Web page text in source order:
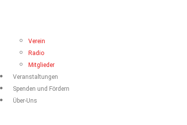
Verein
Radio
Mitglieder
Veranstaltungen
Spenden und Fördern
Über-Uns